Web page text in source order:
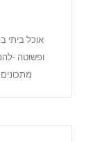
אוכל ביתי
ופשוטה -